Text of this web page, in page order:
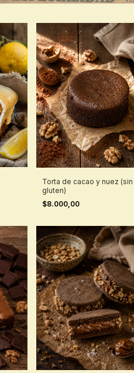
Torta de cacao y nuez (sin
gluten)
$8.000,00